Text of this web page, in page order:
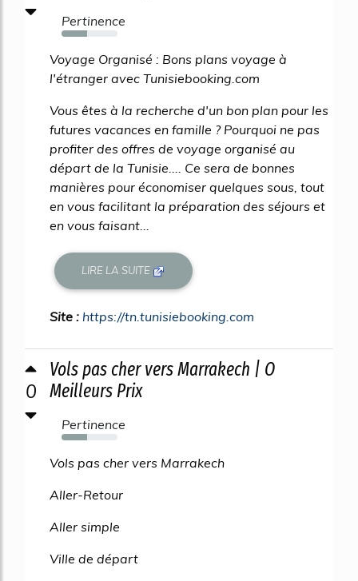
Pertinence
45%
Voyage Organisé : Bons plans voyage à
l'étranger avec Tunisiebooking.com
Vous êtes à la recherche d'un bon plan pour les
futures vacances en famille ? Pourquoi ne pas
profiter des offres de voyage organisé au
départ de la Tunisie.... Ce sera de bonnes
manières pour économiser quelques sous, tout
en vous facilitant la préparation des séjours et
en vous faisant...
LIRE LA SUITE
Site : https://tn.tunisiebooking.com
0
Vols pas cher vers Marrakech | O
Meilleurs Prix
Pertinence
45%
Vols pas cher vers Marrakech
Aller-Retour
Aller simple
Ville de départ